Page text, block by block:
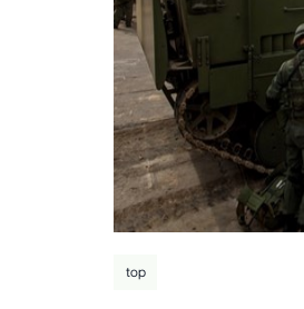
top